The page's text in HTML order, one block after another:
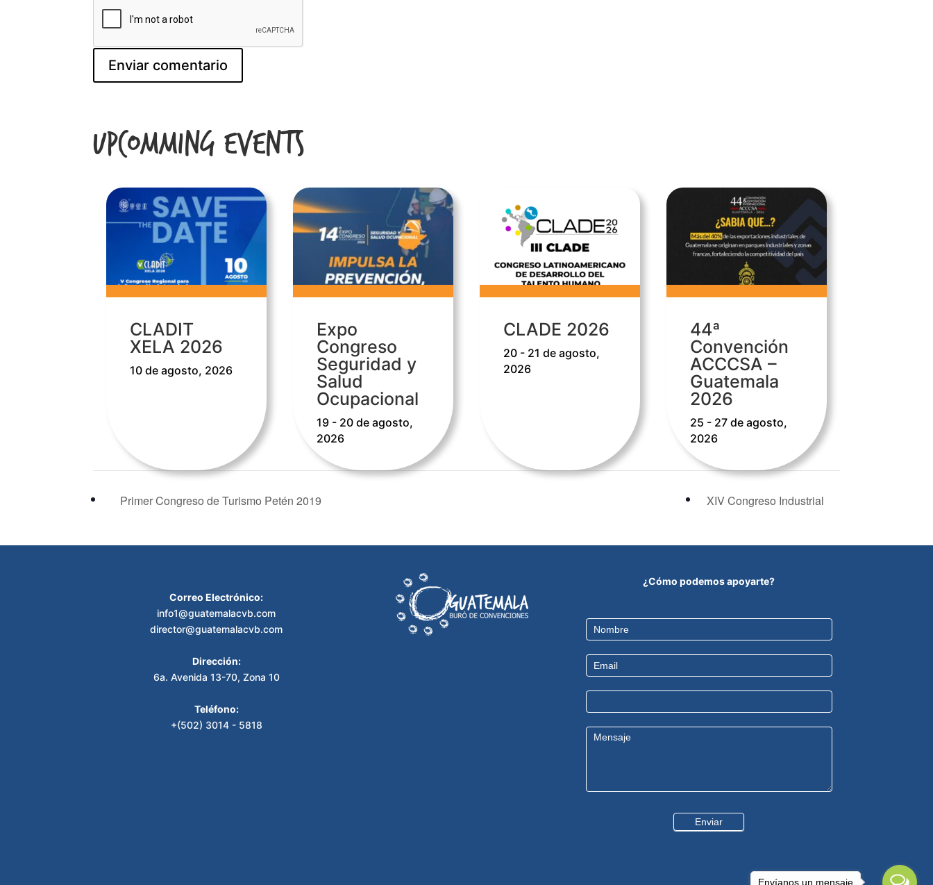
Upcomming Events
CLADIT
XELA 2026
10 de agosto, 2026
Expo
Congreso
Seguridad y
Salud
Ocupacional
19 - 20 de agosto,
2026
CLADE 2026
20 - 21 de agosto,
2026
44ª
Convención
ACCCSA –
Guatemala
2026
25 - 27 de agosto,
2026
Primer Congreso de Turismo Petén 2019 XIV Congreso Industrial
Correo Electrónico:
info1@guatemalacvb.com
director@guatemalacvb.com
Dirección:
6a. Avenida 13-70, Zona 10
Teléfono:
+(502) 3014 - 5818
¿Cómo podemos apoyarte?
Contact
Us
Enviar
Envíanos un mensaje